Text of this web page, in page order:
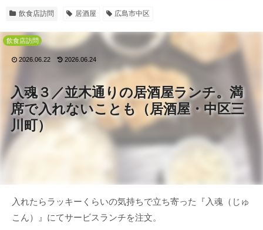
飲食店訪問 居酒屋 広島市中区
入魂３／並木通りの居酒屋ランチ。満
席で入れないことも（居酒屋・中区三
川町）
飲食店訪問
2026.06.22 2026.06.24
入れたらラッキーくらいの気持ちで立ち寄った『入魂（じゅ
こん）』にてサービスランチを注文。